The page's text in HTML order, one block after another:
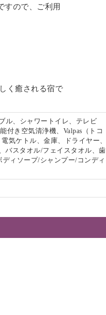
すので、ご利用
く癒される宿で
ル、シャワートイレ、テレビ
付き空気清浄機、Valpas（トコ
気ケトル、金庫、ドライヤー、
バスタオル/フェイスタオル、歯
ィソープ/シャンプー/コンディ